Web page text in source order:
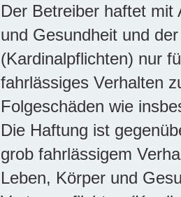
Der Betreiber haftet mit
und Gesundheit und
(Kardinalpflichten) nur
fahrlässiges Verhalten
Folgeschäden wie
Die Haftung ist
grob fahrlässigem
Leben, Körper und